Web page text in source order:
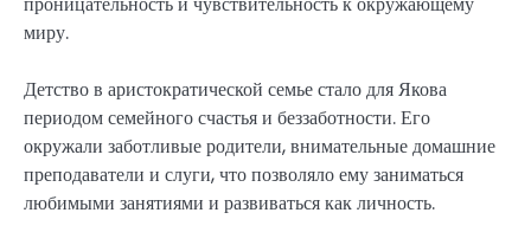
миру.
Детство в аристократической семье стало для Якова
периодом семейного счастья и беззаботности. Его
окружали заботливые родители, внимательные домашние
преподаватели и слуги, что позволяло ему заниматься
любимыми занятиями и развиваться как личность.